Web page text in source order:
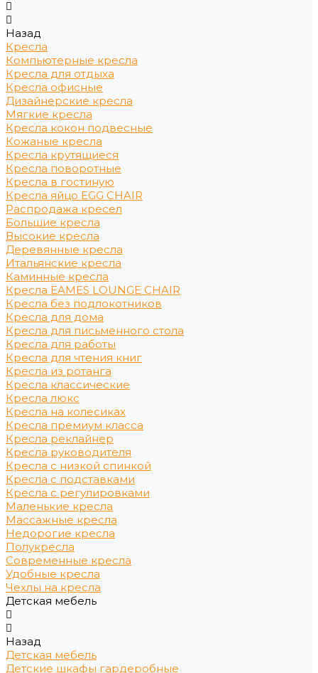
Назад
Кресла
Компьютерные кресла
Кресла для отдыха
Кресла офисные
Дизайнерские кресла
Мягкие кресла
Кресла кокон подвесные
Кожаные кресла
Кресла крутящиеся
Кресла поворотные
Кресла в гостиную
Кресла яйцо EGG CHAIR
Распродажа кресел
Большие кресла
Высокие кресла
Деревянные кресла
Итальянские кресла
Каминные кресла
Кресла EAMES LOUNGE CHAIR
Кресла без подлокотников
Кресла для дома
Кресла для письменного стола
Кресла для работы
Кресла для чтения книг
Кресла из ротанга
Кресла классические
Кресла люкс
Кресла на колесиках
Кресла премиум класса
Кресла реклайнер
Кресла руководителя
Кресла с низкой спинкой
Кресла с подставками
Кресла с регулировками
Маленькие кресла
Массажные кресла
Недорогие кресла
Полукресла
Современные кресла
Удобные кресла
Чехлы на кресла
Детская мебель
Назад
Детская мебель
Детские шкафы гардеробные